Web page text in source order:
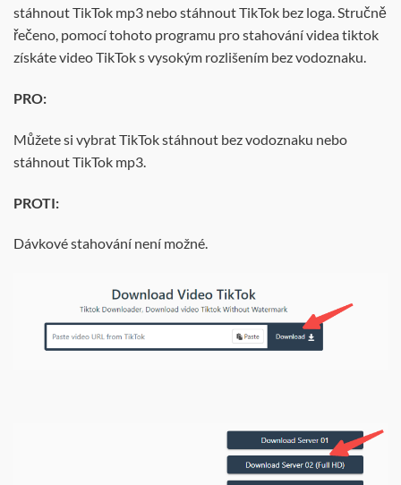
stáhnout TikTok mp3 nebo stáhnout TikTok bez loga. Stručně
řečeno, pomocí tohoto programu pro stahování videa tiktok
získáte video TikTok s vysokým rozlišením bez vodoznaku.
PRO:
Můžete si vybrat TikTok stáhnout bez vodoznaku nebo
stáhnout TikTok mp3.
PROTI:
Dávkové stahování není možné.